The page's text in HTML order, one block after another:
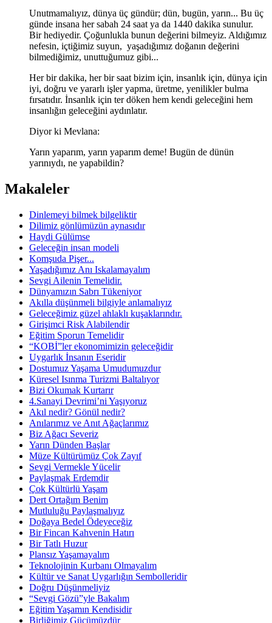
Unutmamalıyız, dünya üç gündür; dün, bugün, yarın... Bu üç
günde insana her sabah 24 saat ya da 1440 dakika sunulur.
Bir hediyedir. Çoğunlukla bunun değerini bilmeyiz. Aldığımız
nefesin, içtiğimiz suyun, yaşadığımız doğanın değerini
bilmediğimiz, unuttuğumuz gibi...
Her bir dakika, her bir saat bizim için, insanlık için, dünya için
iyi, doğru ve yararlı işler yapma, üretme, yenilikler bulma
fırsatıdır. İnsanlık için ter döken hem kendi geleceğini hem
insanlığın geleceğini aydınlatır.
Diyor ki Mevlana:
Yarın yaparım, yarın yaparım deme! Bugün de dünün
yarınıydı, ne yapabildin?
Makaleler
Dinlemeyi bilmek bilgeliktir
Dilimiz gönlümüzün aynasıdır
Haydi Gülümse
Geleceğin insan modeli
Komşuda Pişer...
Yaşadığımız Anı Iskalamayalım
Sevgi Ailenin Temelidir.
Dünyamızın Sabrı Tükeniyor
Akılla düşünmeli bilgiyle anlamalıyız
Geleceğimiz güzel ahlaklı kuşaklarındır.
Girişimci Risk Alabilendir
Eğitim Sporun Temelidir
“KOBİ”ler ekonomimizin geleceğidir
Uygarlık İnsanın Eseridir
Dostumuz Yaşama Umudumuzdur
Küresel Isınma Turizmi Baltalıyor
Bizi Okumak Kurtarır
4.Sanayi Devrimi’ni Yaşıyoruz
Akıl nedir? Gönül nedir?
Anılarımız ve Anıt Ağaçlarımız
Biz Ağacı Severiz
Yarın Dünden Başlar
Müze Kültürümüz Çok Zayıf
Sevgi Vermekle Yücelir
Paylaşmak Erdemdir
Çok Kültürlü Yaşam
Dert Ortağım Benim
Mutluluğu Paylaşmalıyız
Doğaya Bedel Ödeyeceğiz
Bir Fincan Kahvenin Hatırı
Bir Tatlı Huzur
Plansız Yaşamayalım
Teknolojinin Kurbanı Olmayalım
Kültür ve Sanat Uygarlığın Sembolleridir
Doğru Düşünmeliyiz
“Sevgi Gözü”yle Bakalım
Eğitim Yaşamın Kendisidir
Birliğimiz Gücümüzdür